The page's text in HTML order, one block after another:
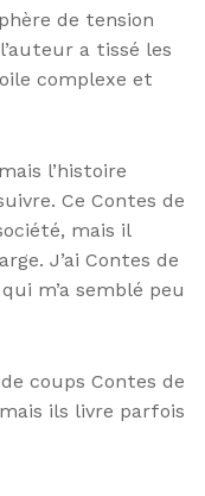
de tension
a tissé les
complexe et
l’histoire
Ce Contes de
mais il
J’ai Contes de
m’a semblé peu
coups Contes de
ils livre parfois